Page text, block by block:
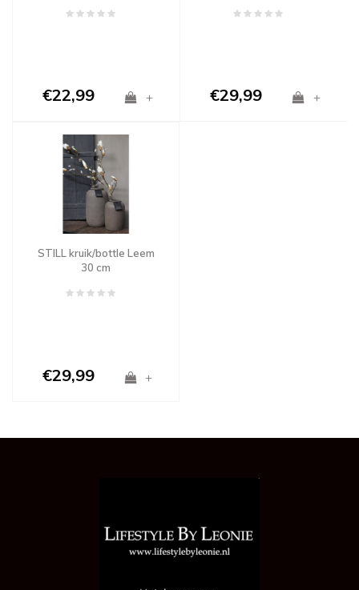
€22,99 + €29,99 +
STILL kruik/bottle Leem
30 cm
€29,99 +